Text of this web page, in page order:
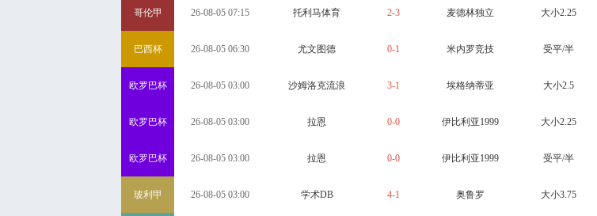
哥伦甲 26-08-05 07:15 托利马体育 2-3 麦德林独立 大小2.25
巴西杯 26-08-05 06:30 尤文图德 0-1 米内罗竞技 受平/半
欧罗巴杯 26-08-05 03:00 沙姆洛克流浪 3-1 埃格纳蒂亚 大小2.5
欧罗巴杯 26-08-05 03:00 拉恩 0-0 伊比利亚1999 大小2.25
欧罗巴杯 26-08-05 03:00 拉恩 0-0 伊比利亚1999 受平/半
玻利甲 26-08-05 03:00 学术DB 4-1 奥鲁罗 大小3.75